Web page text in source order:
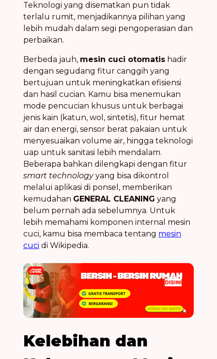
Teknologi yang disematkan pun tidak
terlalu rumit, menjadikannya pilihan yang
lebih mudah dalam segi pengoperasian dan
perbaikan.
Berbeda jauh, mesin cuci otomatis hadir
dengan segudang fitur canggih yang
bertujuan untuk meningkatkan efisiensi
dan hasil cucian. Kamu bisa menemukan
mode pencucian khusus untuk berbagai
jenis kain (katun, wol, sintetis), fitur hemat
air dan energi, sensor berat pakaian untuk
menyesuaikan volume air, hingga teknologi
uap untuk sanitasi lebih mendalam.
Beberapa bahkan dilengkapi dengan fitur
smart technologyyang bisa dikontrol
melalui aplikasi di ponsel, memberikan
kemudahan GENERAL CLEANING yang
belum pernah ada sebelumnya. Untuk
lebih memahami komponen internal mesin
cuci, kamu bisa membaca tentang mesin
cuci di Wikipedia.
Kelebihan dan